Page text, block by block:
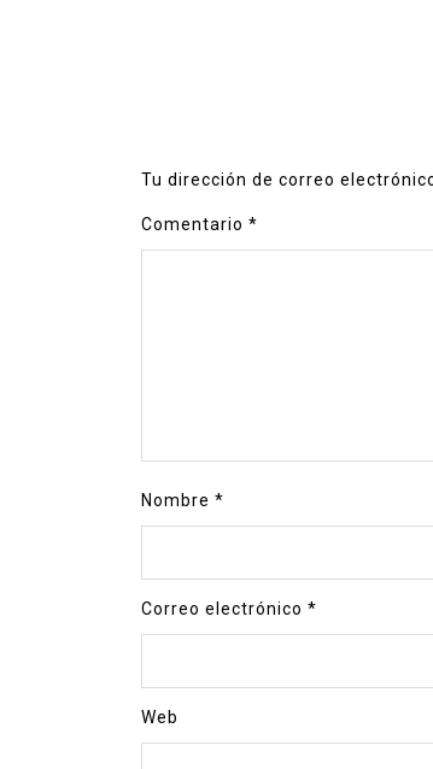
Tu dirección de correo
Comentario *
Nombre *
Correo electrónico *
Web